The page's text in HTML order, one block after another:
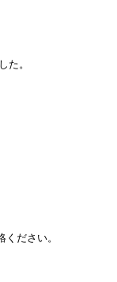
ださい。